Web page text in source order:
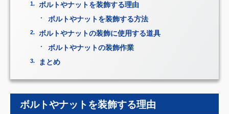
ボルトやナットを装飾する理由
ボルトやナットを装飾する方法
ボルトやナットの装飾に使用する道具
ボルトやナットの装飾作業
まとめ
ボルトやナットを装飾する理由